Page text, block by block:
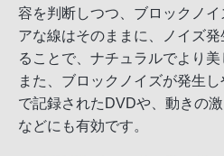
容を判断しつつ、ブロックノ
アな線はそのままに、ノイズ
ることで、ナチュラルでより美
また、ブロックノイズが発生
で記録されたDVDや、動きの
などにも有効です。